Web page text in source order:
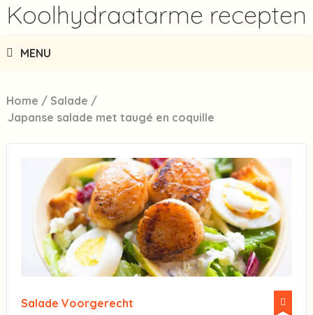
Koolhydraatarme recepten
MENU
Home / Salade /
Japanse salade met taugé en coquille
Salade Voorgerecht